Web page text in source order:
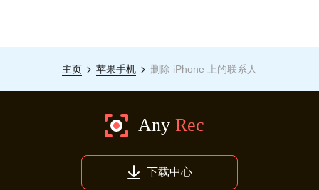
主页 苹果手机 删除 iPhone 上的联系人
下载中心